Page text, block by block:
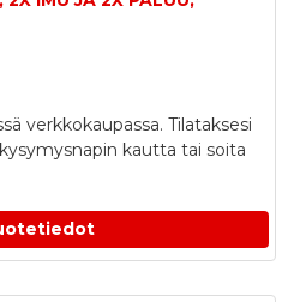
verkkokaupassa. Tilataksesi
kautta tai soita